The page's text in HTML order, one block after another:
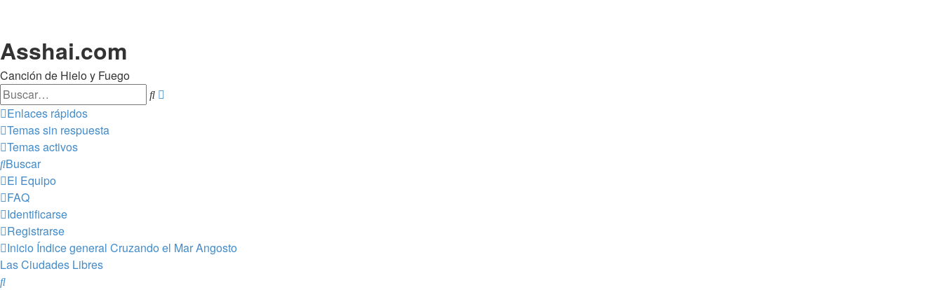
Asshai.com
Canción de Hielo y Fuego
Buscar
Enlaces rápidos
Temas sin respuesta
Temas activos
Buscar
El Equipo
FAQ
Identificarse
Registrarse
Inicio Índice general Cruzando el Mar Angosto
Las Ciudades Libres
Buscar